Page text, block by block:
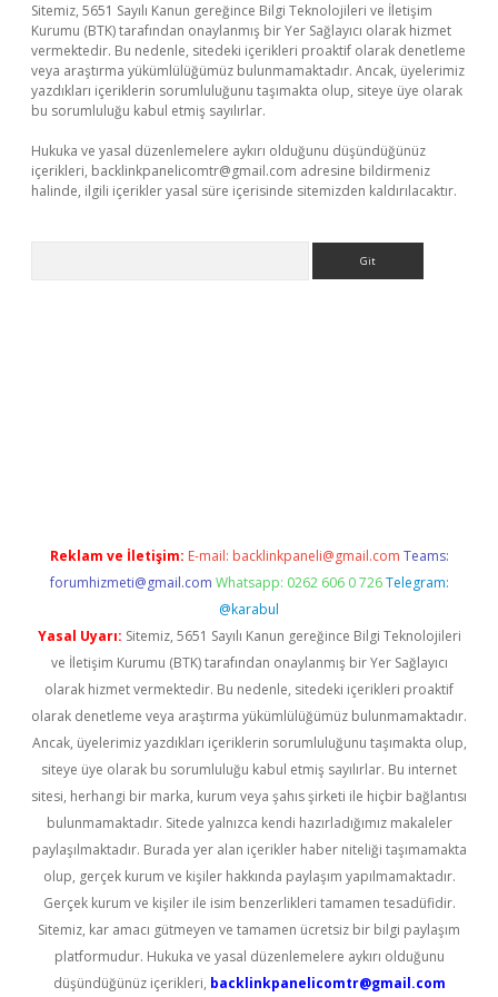
Sitemiz, 5651 Sayılı Kanun gereğince Bilgi Teknolojileri ve İletişim
Kurumu (BTK) tarafından onaylanmış bir Yer Sağlayıcı olarak hizmet
vermektedir. Bu nedenle, sitedeki içerikleri proaktif olarak denetleme
veya araştırma yükümlülüğümüz bulunmamaktadır. Ancak, üyelerimiz
yazdıkları içeriklerin sorumluluğunu taşımakta olup, siteye üye olarak
bu sorumluluğu kabul etmiş sayılırlar.
Hukuka ve yasal düzenlemelere aykırı olduğunu düşündüğünüz
içerikleri, backlinkpanelicomtr@gmail.com adresine bildirmeniz
halinde, ilgili içerikler yasal süre içerisinde sitemizden kaldırılacaktır.
Reklam ve İletişim: E-mail: backlinkpaneli@gmail.com Teams:
forumhizmeti@gmail.com Whatsapp: 0262 606 0 726 Telegram:
@karabul
Yasal Uyarı: Sitemiz, 5651 Sayılı Kanun gereğince Bilgi Teknolojileri
ve İletişim Kurumu (BTK) tarafından onaylanmış bir Yer Sağlayıcı
olarak hizmet vermektedir. Bu nedenle, sitedeki içerikleri proaktif
olarak denetleme veya araştırma yükümlülüğümüz bulunmamaktadır.
Ancak, üyelerimiz yazdıkları içeriklerin sorumluluğunu taşımakta olup,
siteye üye olarak bu sorumluluğu kabul etmiş sayılırlar. Bu internet
sitesi, herhangi bir marka, kurum veya şahıs şirketi ile hiçbir bağlantısı
bulunmamaktadır. Sitede yalnızca kendi hazırladığımız makaleler
paylaşılmaktadır. Burada yer alan içerikler haber niteliği taşımamakta
olup, gerçek kurum ve kişiler hakkında paylaşım yapılmamaktadır.
Gerçek kurum ve kişiler ile isim benzerlikleri tamamen tesadüfidir.
Sitemiz, kar amacı gütmeyen ve tamamen ücretsiz bir bilgi paylaşım
platformudur. Hukuka ve yasal düzenlemelere aykırı olduğunu
düşündüğünüz içerikleri, backlinkpanelicomtr@gmail.com